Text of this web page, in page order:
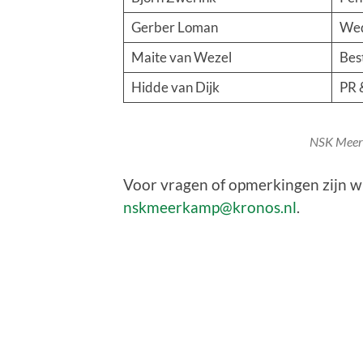
Gerber Loman
Maite van Wezel
Hidde van Dijk
PR
NSK
Voor vragen of opmerkingen zijn
nskmeerkamp@kronos.nl.